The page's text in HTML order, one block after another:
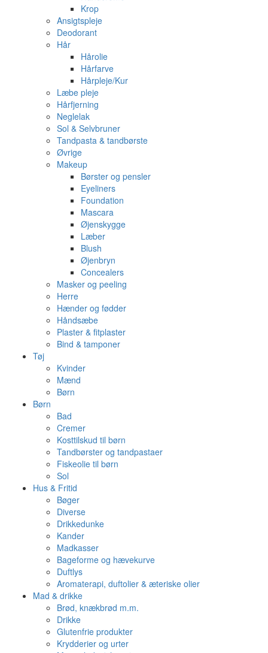
Krop
Ansigtspleje
Deodorant
Hår
Hårolie
Hårfarve
Hårpleje/Kur
Læbe pleje
Hårfjerning
Neglelak
Sol & Selvbruner
Tandpasta & tandbørste
Øvrige
Makeup
Børster og pensler
Eyeliners
Foundation
Mascara
Øjenskygge
Læber
Blush
Øjenbryn
Concealers
Masker og peeling
Herre
Hænder og fødder
Håndsæbe
Plaster & fitplaster
Bind & tamponer
Tøj
Kvinder
Mænd
Børn
Børn
Bad
Cremer
Kosttilskud til børn
Tandbørster og tandpastaer
Fiskeolie til børn
Sol
Hus & Fritid
Bøger
Diverse
Drikkedunke
Kander
Madkasser
Bageforme og hævekurve
Duftlys
Aromaterapi, duftolier & æteriske olier
Mad & drikke
Brød, knækbrød m.m.
Drikke
Glutenfrie produkter
Krydderier og urter